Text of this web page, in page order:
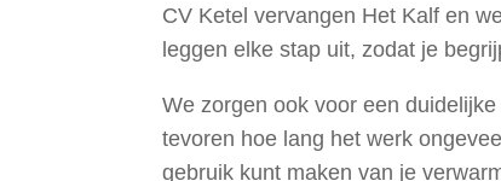
CV Ketel vervangen Het Kalf en
leggen elke stap uit, zodat je
We zorgen ook voor een
tevoren hoe lang het werk
gebruik kunt maken van je